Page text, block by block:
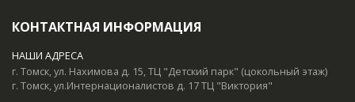
КОНТАКТНАЯ ИНФОРМАЦИЯ
НАШИ АДРЕСА
г. Томск, ул. Нахимова д. 15, ТЦ "Детский парк" (цокольный этаж)
г. Томск, ул.Интернационалистов д. 17 ТЦ "Виктория"